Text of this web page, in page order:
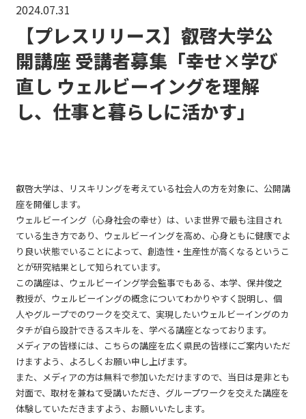
2024.07.31
【プレスリリース】叡啓大学公
開講座 受講者募集「幸せ×学び
直し ウェルビーイングを理解
し、仕事と暮らしに活かす」
叡啓大学は、リスキリングを考えている社会人の方を対象に、公開講
座を開催します。
ウェルビーイング（心身社会の幸せ）は、いま世界で最も注目され
ている生き方であり、ウェルビーイングを高め、心身ともに健康でよ
り良い状態でいることによって、創造性・生産性が高くなるというこ
とが研究結果として知られています。
この講座は、ウェルビーイング学会監事でもある、本学、保井俊之
教授が、ウェルビーイングの概念についてわかりやすく説明し、個
人やグループでのワークを交えて、実現したいウェルビーイングのカ
タチが自ら設計できるスキルを、学べる講座となっております。
メディアの皆様には、こちらの講座を広く県民の皆様にご案内いただ
けますよう、よろしくお願い申し上げます。
また、メディアの方は無料で参加いただけますので、当日は是非とも
対面で、取材を兼ねて受講いただき、グループワークを交えた講座を
体験していただきますよう、お願いいたします。